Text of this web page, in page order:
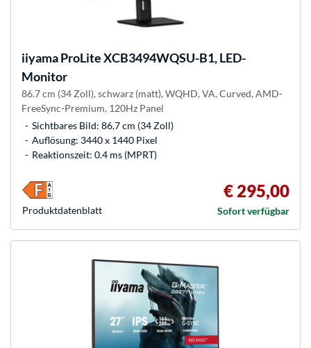
iiyamaProLite XCB3494WQSU-B1, LED-
Monitor
86.7 cm (34 Zoll), schwarz (matt), WQHD, VA, Curved, AMD-
FreeSync-Premium, 120Hz Panel
Sichtbares Bild: 86,7 cm (34 Zoll)
Auflösung: 3440 x 1440 Pixel
Reaktionszeit: 0.4 ms (MPRT)
€ 295,00
Sofort verfügbar
Produkt­datenblatt